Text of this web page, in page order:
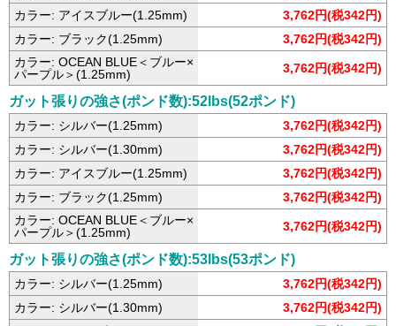
カラー: アイスブルー(1.25mm)
3,762円(税342円)
カラー: ブラック(1.25mm)
3,762円(税342円)
カラー: OCEAN BLUE＜ブルー×
パープル＞(1.25mm)
3,762円(税342円)
ガット張りの強さ(ポンド数):52lbs(52ポンド)
カラー: シルバー(1.25mm)
3,762円(税342円)
カラー: シルバー(1.30mm)
3,762円(税342円)
カラー: アイスブルー(1.25mm)
3,762円(税342円)
カラー: ブラック(1.25mm)
3,762円(税342円)
カラー: OCEAN BLUE＜ブルー×
パープル＞(1.25mm)
3,762円(税342円)
ガット張りの強さ(ポンド数):53lbs(53ポンド)
カラー: シルバー(1.25mm)
3,762円(税342円)
カラー: シルバー(1.30mm)
3,762円(税342円)